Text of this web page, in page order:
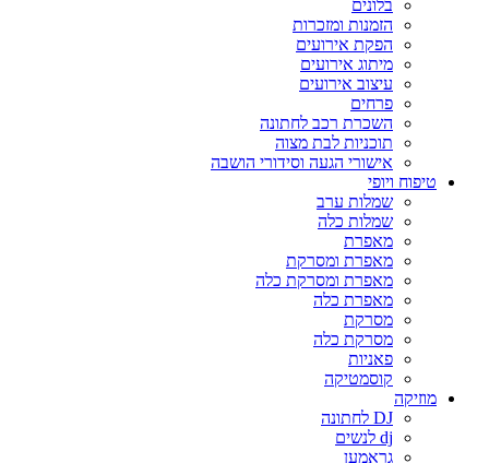
בלונים
הזמנות ומזכרות
הפקת אירועים
מיתוג אירועים
עיצוב אירועים
פרחים
השכרת רכב לחתונה
תוכניות לבת מצוה
אישורי הגעה וסידורי הושבה
טיפוח ויופי
שמלות ערב
שמלות כלה
מאפרת
מאפרת ומסרקת
מאפרת ומסרקת כלה
מאפרת כלה
מסרקת
מסרקת כלה
פאניות
קוסמטיקה
מוזיקה
DJ לחתונה
dj לנשים
גראמען